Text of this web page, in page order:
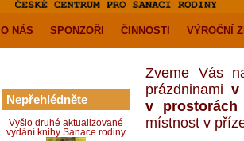
O NÁS SPONZOŘI ČINNOSTI VÝROČNÍ
Nepřehlédněte
Vyšlo druhé aktualizované
vydání knihy Sanace rodiny
Zveme Vás
prázdninamiv
v prostorách
místnost v